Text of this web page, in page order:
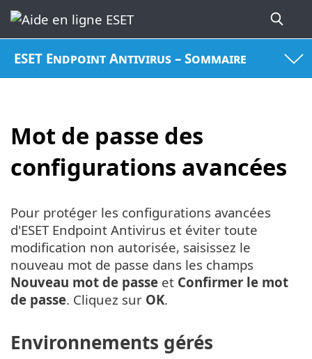
ESET Endpoint Antivirus – Sommaire
Mot de passe des
configurations avancées
Pour protéger les configurations avancées
d'ESET Endpoint Antivirus et éviter toute
modification non autorisée, saisissez le
nouveau mot de passe dans les champs
Nouveau mot de passe et Confirmer le mot
de passe. Cliquez sur OK.
Environnements gérés